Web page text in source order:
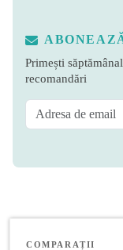
Primești
recomandări
COMPARAȚII